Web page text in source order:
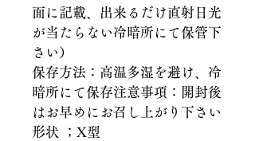
面に記載、出来るだけ直射日光
が当たらない冷暗所にて保管下
さい）
保存方法：高温多湿を避け、冷
暗所にて保存注意事項：開封後
はお早めにお召し上がり下さい
形状 ；X型